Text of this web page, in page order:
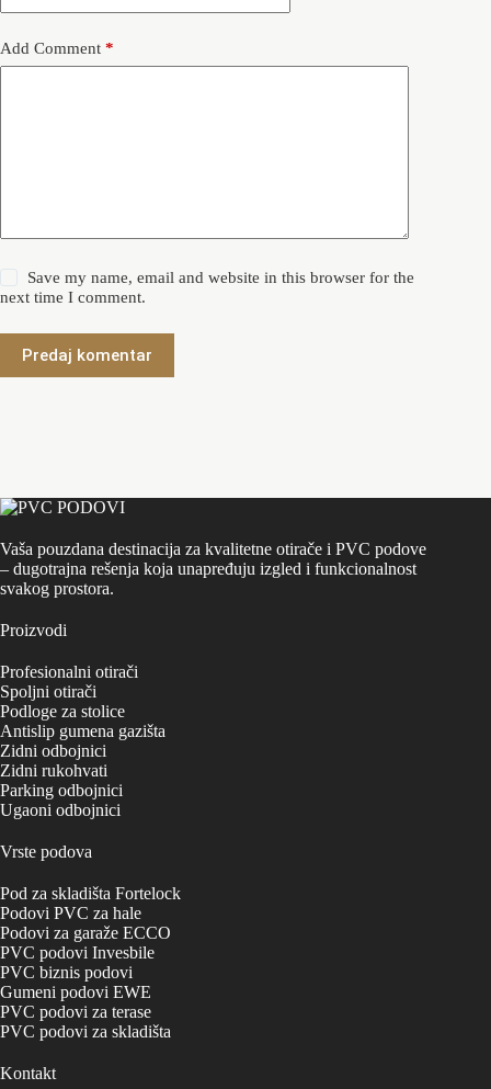
Add Comment *
Save my name, email and website in this browser for the
next time I comment.
Predaj komentar
Vaša pouzdana destinacija za kvalitetne otirače i PVC podove
– dugotrajna rešenja koja unapređuju izgled i funkcionalnost
svakog prostora.
Proizvodi
Profesionalni otirači
Spoljni otirači
Podloge za stolice
Antislip gumena gazišta
Zidni odbojnici
Zidni rukohvati
Parking odbojnici
Ugaoni odbojnici
Vrste podova
Pod za skladišta Fortelock
Podovi PVC za hale
Podovi za garaže ECCO
PVC podovi Invesbile
PVC biznis podovi
Gumeni podovi EWE
PVC podovi za terase
PVC podovi za skladišta
Kontakt